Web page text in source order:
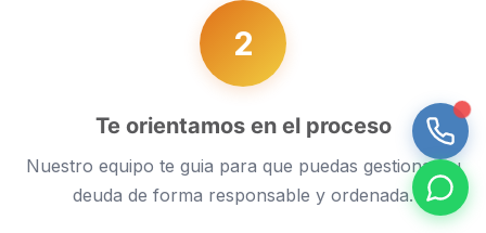
2
Te orientamos en el proceso
Nuestro equipo te guia para que puedas gestionar tu
deuda de forma responsable y ordenada.